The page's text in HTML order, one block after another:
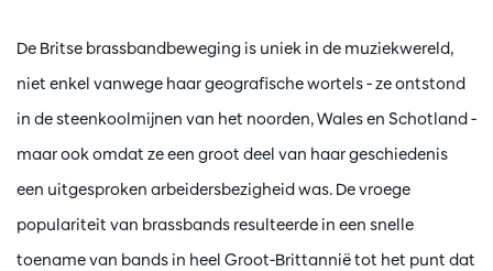
De Britse brassbandbeweging is uniek in de muziekwereld,
niet enkel vanwege haar geografische wortels - ze ontstond
in de steenkoolmijnen van het noorden, Wales en Schotland -
maar ook omdat ze een groot deel van haar geschiedenis
een uitgesproken arbeidersbezigheid was. De vroege
populariteit van brassbands resulteerde in een snelle
toename van bands in heel Groot-Brittannië tot het punt dat